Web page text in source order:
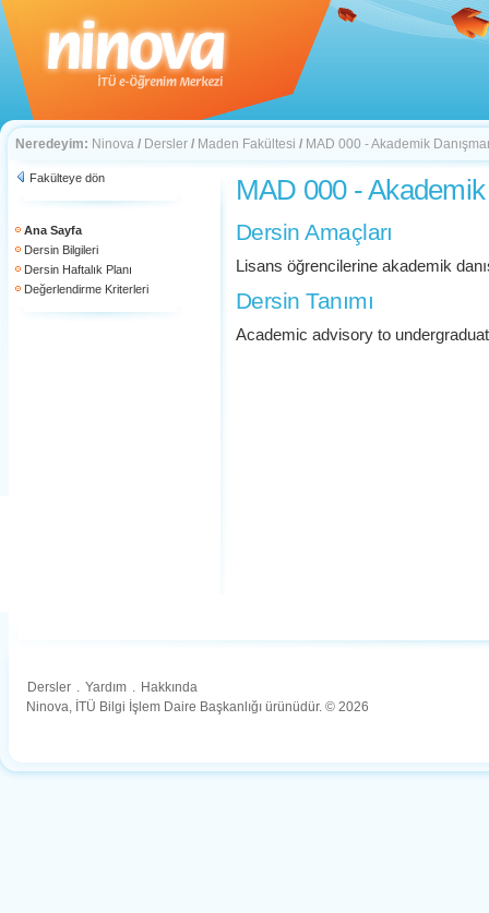
Neredeyim: Ninova / Dersler / Maden Fakültesi / MAD 000 - Akademik
Fakülteye dön
Ana Sayfa
Dersin Bilgileri
Dersin Haftalık Planı
Değerlendirme Kriterleri
MAD 000 - Akademik
Dersin Amaçları
Lisans öğrencilerine akademik
Dersin Tanımı
Academic advisory to
Dersler . Yardım . Hakkında
Ninova, İTÜ Bilgi İşlem Daire Başkanlığı ürünüdür. © 2026